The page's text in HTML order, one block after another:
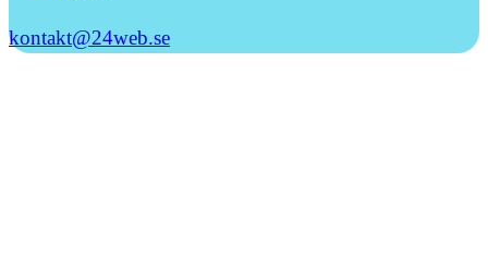
kontakt@24web.se